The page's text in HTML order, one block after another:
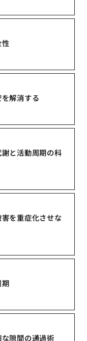
解消する
と活動周期の科
を重症化させな
隙間の通過術